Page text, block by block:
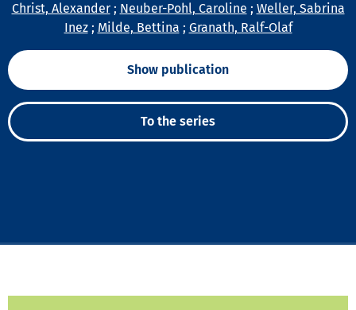
Christ, Alexander; Neuber-Pohl, Caroline ; Weller, Sabrina
Inez; Milde, Bettina ; Granath, Ralf-Olaf
Show publication
To the series